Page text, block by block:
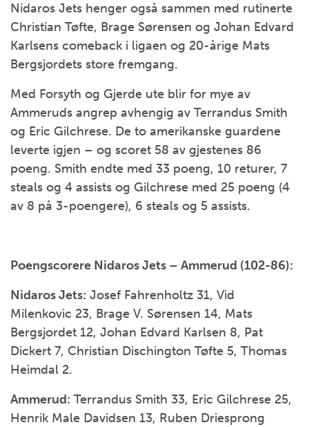
Nidaros Jets henger også sammen med rutinerte
Christian Tøfte, Brage Sørensen og Johan Edvard
Karlsens comeback i ligaen og 20-årige Mats
Bergsjordets store fremgang.
Med Forsyth og Gjerde ute blir for mye av
Ammeruds angrep avhengig av Terrandus Smith
og Eric Gilchrese. De to amerikanske guardene
leverte igjen – og scoret 58 av gjestenes 86
poeng. Smith endte med 33 poeng, 10 returer, 7
steals og 4 assists og Gilchrese med 25 poeng (4
av 8 på 3-poengere), 6 steals og 5 assists.
Poengscorere Nidaros Jets – Ammerud (102-86):
Nidaros Jets: Josef Fahrenholtz 31, Vid
Milenkovic 23, Brage V. Sørensen 14, Mats
Bergsjordet 12, Johan Edvard Karlsen 8, Pat
Dickert 7, Christian Dischington Tøfte 5, Thomas
Heimdal 2.
Ammerud: Terrandus Smith 33, Eric Gilchrese 25,
Henrik Male Davidsen 13, Ruben Driesprong